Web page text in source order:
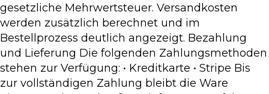
gesetzliche Mehrwertsteuer. Versandkosten
werden zusätzlich berechnet und im
Bestellprozess deutlich angezeigt. Bezahlung
und Lieferung Die folgenden Zahlungsmethoden
stehen zur Verfügung: • Kreditkarte • Stripe Bis
zur vollständigen Zahlung bleibt die Ware